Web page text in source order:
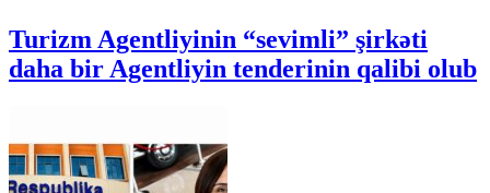
Turizm Agentliyinin “sevimli” şirkəti
daha bir Agentliyin tenderinin qalibi olub